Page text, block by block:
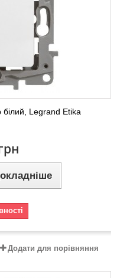
білий, Legrand Etika
Додати для порівняння